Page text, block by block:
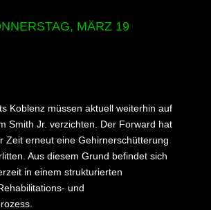
MÄRZ 19
Koblenz müssen aktuell weiterhin auf
Smith Jr. verzichten. Der Forward hat
Zeit erneut eine Gehirnerschütterung
Aus diesem Grund befindet sich
in einem strukturierten
und